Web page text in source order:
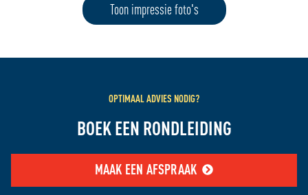
Toon impressie foto's
OPTIMAAL ADVIES NODIG?
BOEK EEN RONDLEIDING
MAAK EEN AFSPRAAK